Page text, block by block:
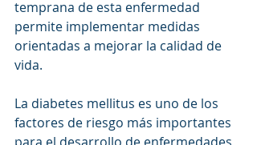
temprana de esta enfermedad
permite implementar medidas
orientadas a mejorar la calidad de
vida.
La diabetes mellitus es uno de los
factores de riesgo más importantes